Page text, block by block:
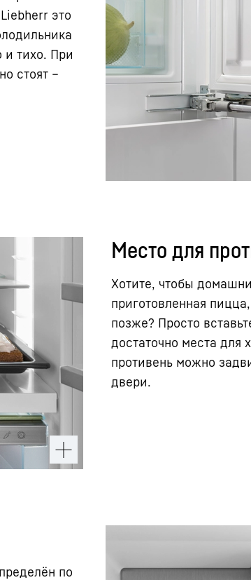
это
и тихо. При
стоят –
Место для
Хотите, чтобы
приготовленная
позже? Просто
достаточно места для
противень можно
двери.
по